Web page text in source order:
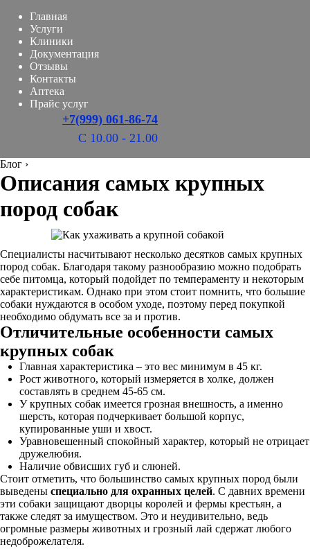
Главная
Услуги
Клиники
Документация
Отзывы
Контакты
Аптека
Прайс услуг
+7(999) 061-86-74
С 10.00 - 21.00
Блог ›
Описания самых крупных
пород собак
Специалисты насчитывают несколько десятков самых крупных
пород собак. Благодаря такому разнообразию можно подобрать
себе питомца, который подойдет по темпераменту и некоторым
характеристикам. Однако при этом стоит помнить, что большие
собаки нуждаются в особом уходе, поэтому перед покупкой
необходимо обдумать все за и против.
Отличительные особенности самых
крупных собак
Главная характеристика – это вес минимум в 45 кг.
Рост животного, который измеряется в холке, должен
составлять в среднем 45-65 см.
У крупных собак имеется грозная внешность, а именно
шерсть, которая подчеркивает большой корпус,
купированные уши и хвост.
Уравновешенный спокойный характер, который не отрицает
дружелюбия.
Наличие обвисших губ и слюней.
Стоит отметить, что большинство самых крупных пород были
выведены специально для охранных целей. С давних времени
эти собаки защищают дворцы королей и фермы крестьян, а
также следят за имуществом. Это и неудивительно, ведь
огромные размеры животных и грозный лай сдержат любого
недоброжелателя.